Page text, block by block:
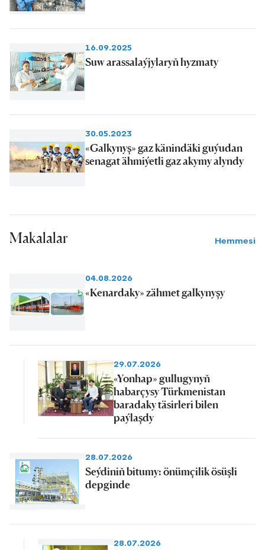
16.09.2025
Suw arassalaýjylaryň hyzmaty
30.05.2023
«Galkynyş» gaz känindäki guýudan
senagat ähmiýetli gaz akymy alyndy
Makalalar Hemmesi
04.08.2026
«Kenardaky» zähmet galkynyşy
29.07.2026
«Yonhap» gullugynyň
habarçysy Türkmenistan
baradaky täsirleri bilen
paýlaşdy
28.07.2026
Seýdiniň bitumy: önümçilik ösüşli
depginde
28.07.2026